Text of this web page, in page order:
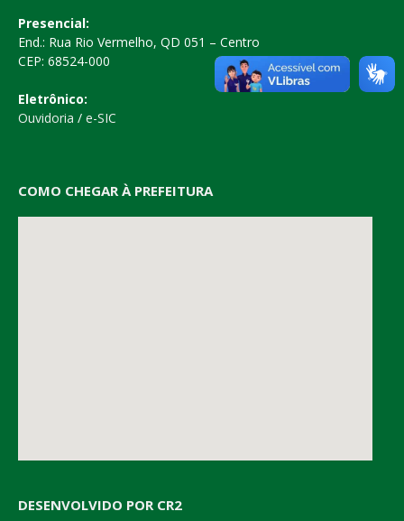
Presencial:
End.: Rua Rio Vermelho, QD 051 – Centro
CEP: 68524-000
Eletrônico:
Ouvidoria / e-SIC
COMO CHEGAR À PREFEITURA
DESENVOLVIDO POR CR2